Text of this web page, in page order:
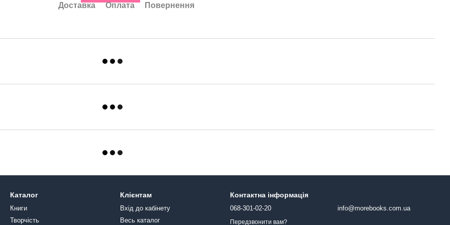
Доставка Оплата Повернення
Каталог
Книги
Творчість
Клієнтам
Вхід до кабінету
Весь каталог
Контактна інформація
068-301-02-20
Передзвонити вам?
info@morebooks.com.ua